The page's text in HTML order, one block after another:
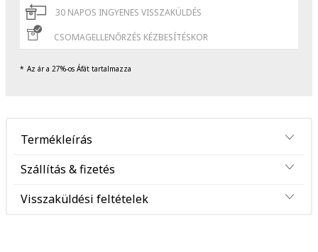
30 NAPOS INGYENES VISSZAKÜLDÉS
CSOMAGELLENŐRZÉS KÉZBESÍTÉSKOR
Az ár a 27%-os Áfát tartalmazza
Termékleírás
Szállítás & fizetés
Visszaküldési feltételek